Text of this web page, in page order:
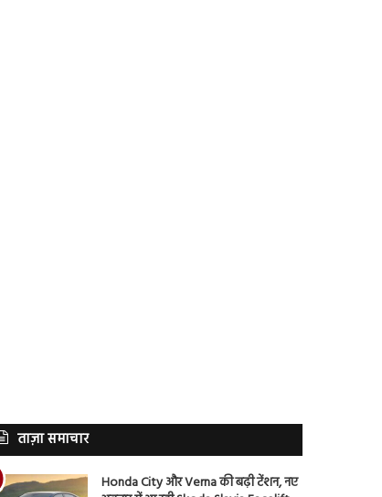
ताज़ा समाचार
Honda City और Verna की बढ़ी टेंशन, नए